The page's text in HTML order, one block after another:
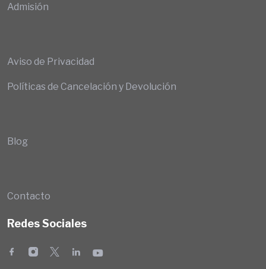
Admisión
Aviso de Privacidad
Políticas de Cancelación y Devolución
Blog
Contacto
Redes Sociales